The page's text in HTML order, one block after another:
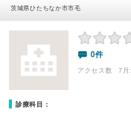
茨城県ひたちなか市市毛
0件
アクセス数 7月:
診療科目：